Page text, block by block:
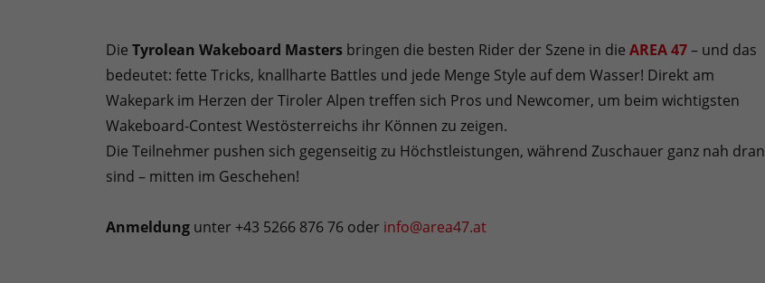
Die Tyrolean Wakeboard Masters bringen die besten Rider der Szene in die AREA 47– und das
bedeutet: fette Tricks, knallharte Battles und jede Menge Style auf dem Wasser! Direkt am
Wakepark im Herzen der Tiroler Alpen treffen sich Pros und Newcomer, um beim wichtigsten
Wakeboard-Contest Westösterreichs ihr Können zu zeigen.
Die Teilnehmer pushen sich gegenseitig zu Höchstleistungen, während Zuschauer ganz nah dran
sind – mitten im Geschehen!
Anmeldung unter +43 5266 876 76 oder info@area47.at